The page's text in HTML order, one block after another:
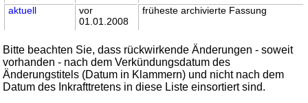
aktuell
vor
01.01.2008
früheste archivierte Fassung
Bitte beachten Sie, dass rückwirkende Änderungen - soweit
vorhanden - nach dem Verkündungsdatum des
Änderungstitels (Datum in Klammern) und nicht nach dem
Datum des Inkrafttretens in diese Liste einsortiert sind.